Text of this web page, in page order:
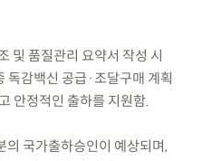
및 품질관리 요약서 작성 시
감백신 공급·조달구매 계획
안정적인 출하를 지원함.
국가출하승인이 예상되며,